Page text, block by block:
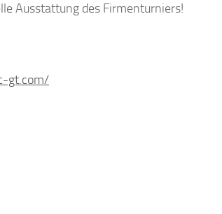
Ausstattung des Firmenturniers!
gt.com/